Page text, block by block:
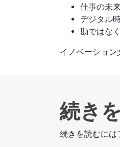
仕事の未
デジタル
勘ではな
イノベーション
続き
続きを読むには